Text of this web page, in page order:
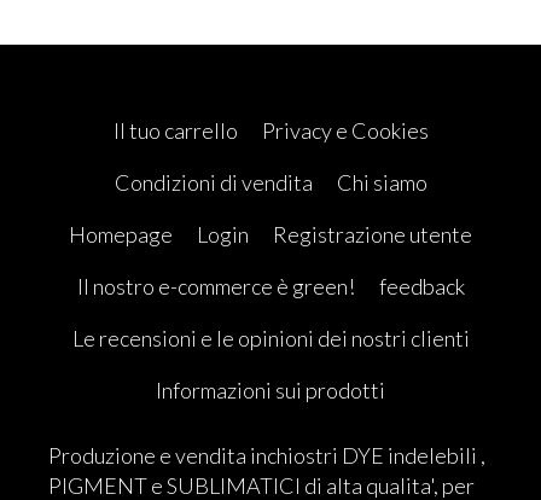
Il tuo carrello
Privacy e Cookies
Condizioni di vendita
Chi siamo
Homepage
Login
Registrazione utente
Il nostro e-commerce è green!
feedback
Le recensioni e le opinioni dei nostri clienti
Informazioni sui prodotti
Produzione e vendita inchiostri DYE indelebili ,
PIGMENT e SUBLIMATICI di alta qualita', per